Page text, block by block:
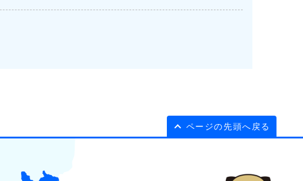
ページの先頭へ戻る